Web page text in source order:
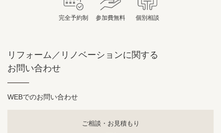
完全予約制 参加費無料 個別相談
リフォーム／リノベーションに関する
お問い合わせ
WEBでのお問い合わせ
ご相談・お見積もり